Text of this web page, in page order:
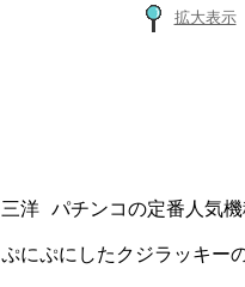
拡大表示
三洋 パチンコの定番人気
ぷにぷにしたクジラッキー